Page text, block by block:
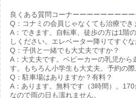
良くある質問コーナーーーーーーーーー
Q：コナミの会員じゃなくても治療でき
A：できます。自転車、徒歩の方は1階
しください。エレベーター降りてすぐな
Q：子供と一緒でも大丈夫ですか？
A：大丈夫です。ベビーカーの乳児から
す。もちろん小学生も大丈夫。予約の際
Q：駐車場はありますか？有料？
A：あります。無料です（3時間）。
なので雨の日も濡れません。